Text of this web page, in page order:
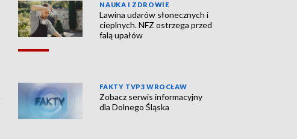
NAUKA I ZDROWIE
Lawina udarów słonecznych i
cieplnych. NFZ ostrzega przed
falą upałów
FAKTY TVP3 WROCŁAW
Zobacz serwis informacyjny
dla Dolnego Śląska